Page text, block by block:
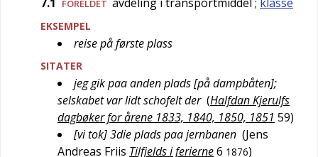
FORELDET
EKSEMPEL
reise på første plass
SITATER
jeg gik paa anden plads [på dampbåten];
selskabet var lidt schofelt der (Halfdan Kjerulfs
dagbøker for årene 1833, 1840, 1850, 1851 59)
[vi tok] 3die plads paa jernbanen (Jens
Andreas Friis Tilfjelds i ferierne6 1876)